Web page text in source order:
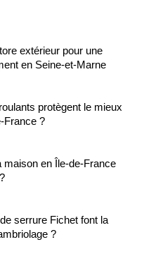
extérieur pour une
en Seine-et-Marne
protègent le mieux
France ?
en Île-de-France
serrure Fichet font la
?